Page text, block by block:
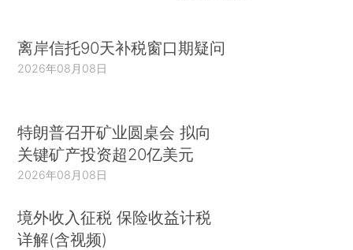
离岸信托90天补税窗口期疑问
2026年08月08日
特朗普召开矿业圆桌会 拟向
关键矿产投资超20亿美元
2026年08月08日
境外收入征税 保险收益计税
详解(含视频)